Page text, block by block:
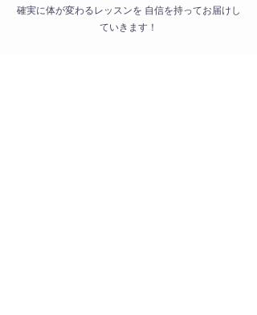
確実に体が変わるレッスンを 自信を持ってお届けし
ていきます！